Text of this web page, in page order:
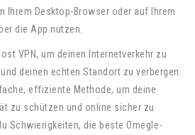
Ihrem Desktop-Browser oder auf Ihrem
die App nutzen.
VPN, um deinen Internetverkehr zu
deinen echten Standort zu verbergen.
effiziente Methode, um deine
zu schützen und online sicher zu
Schwierigkeiten, die beste Omegle-